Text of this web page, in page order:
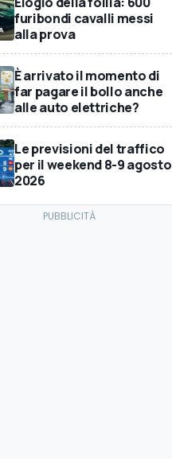
furibondi cavalli messi
alla prova
È arrivato il momento di
far pagare il bollo anche
alle auto elettriche?
Le previsioni del traffico
per il weekend 8-9 agosto
2026